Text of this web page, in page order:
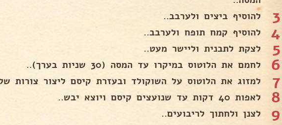
3 להוסיף ביצים ולערבב..
4 להוסיף קמח תופח ולערבב..
5 לצקת לתבנית וליישר מעט..
6 לחמם את הלוטוס במיקרו עד המסה (30 שניות בערך)..
7 למזוג את הלוטוס על השוקולד ובעזרת קיסם ליצור צורות
8 לאפות 40 דקות עד שנועצים קיסם ויוצא יבש..
9 לצנן ולחתוך לריבועים..